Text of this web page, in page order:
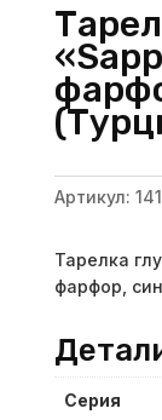
Артикул:
Тарелка
фарфор,
Серия